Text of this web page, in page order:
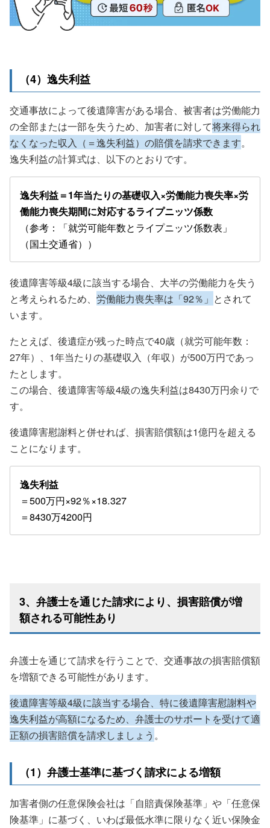
（4）逸失利益
交通事故によって後遺障害がある場合、被害者は労働能力
の全部または一部を失うため、加害者に対して将来得られ
なくなった収入（＝逸失利益）の賠償を請求できます。
逸失利益の計算式は、以下のとおりです。
逸失利益＝1年当たりの基礎収入×労働能力喪失率×労
働能力喪失期間に対応するライプニッツ係数
（参考：「就労可能年数とライプニッツ係数表」
（国土交通省））
後遺障害等級4級に該当する場合、大半の労働能力を失う
と考えられるため、 労働能力喪失率は「92％」 とされて
います。
たとえば、後遺症が残った時点で40歳（就労可能年数：
27年）、1年当たりの基礎収入（年収）が500万円であっ
たとします。
この場合、後遺障害等級4級の逸失利益は8430万円余りで
す。
後遺障害慰謝料と併せれば、損害賠償額は1億円を超える
ことになります。
逸失利益
＝500万円×92％×18.327
＝8430万4200円
3、弁護士を通じた請求により、損害賠償が増
額される可能性あり
弁護士を通じて請求を行うことで、交通事故の損害賠償額
を増額できる可能性があります。
後遺障害等級4級に該当する場合、特に後遺障害慰謝料や
逸失利益が高額になるため、弁護士のサポートを受けて適
正額の損害賠償を請求しましょう 。
（1）弁護士基準に基づく請求による増額
加害者側の任意保険会社は「自賠責保険基準」や「任意保
険基準」に基づく、いわば最低水準に限りなく近い保険金